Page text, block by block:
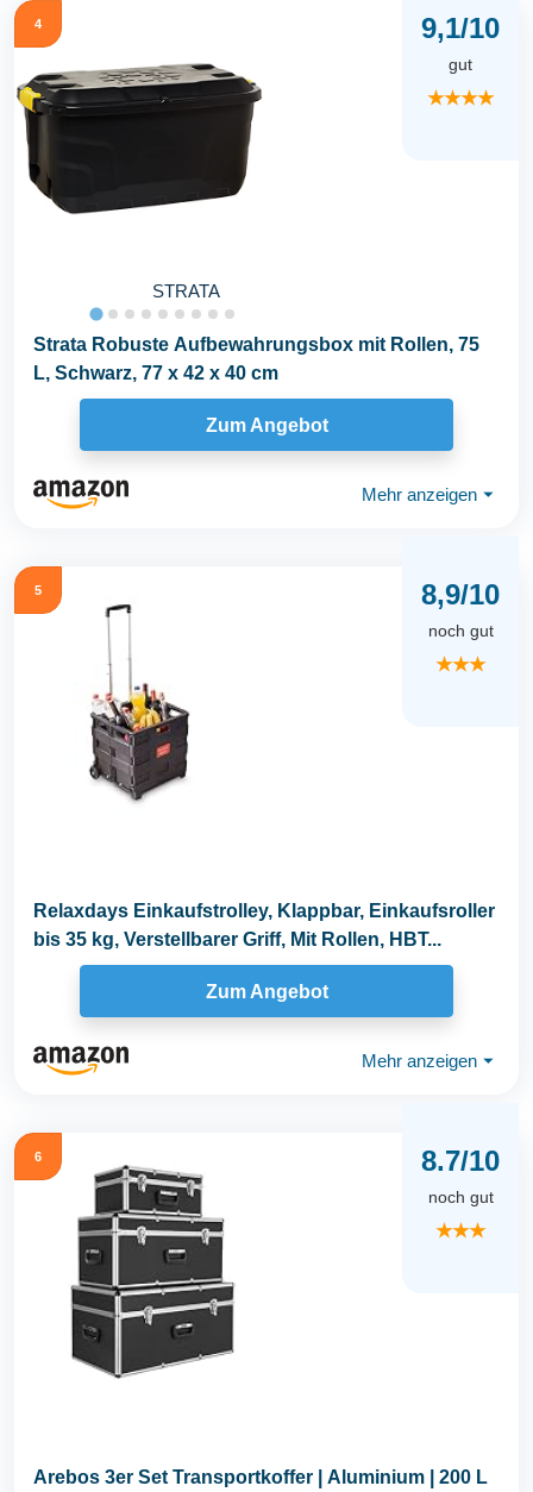
4
STRATA
9,1/10
gut
★★★★
Strata Robuste Aufbewahrungsbox mit Rollen, 75
L, Schwarz, 77 x 42 x 40 cm
Zum Angebot
Mehr anzeigen ⏷
5 8,9/10
noch gut
★★★
Relaxdays Einkaufstrolley, Klappbar, Einkaufsroller
bis 35 kg, Verstellbarer Griff, Mit Rollen, HBT...
Zum Angebot
Mehr anzeigen ⏷
6 8.7/10
noch gut
★★★
Arebos 3er Set Transportkoffer | Aluminium | 200 L